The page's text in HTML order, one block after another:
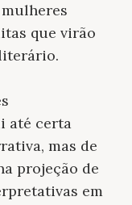
que virão
até certa
mas de
projeção de
em